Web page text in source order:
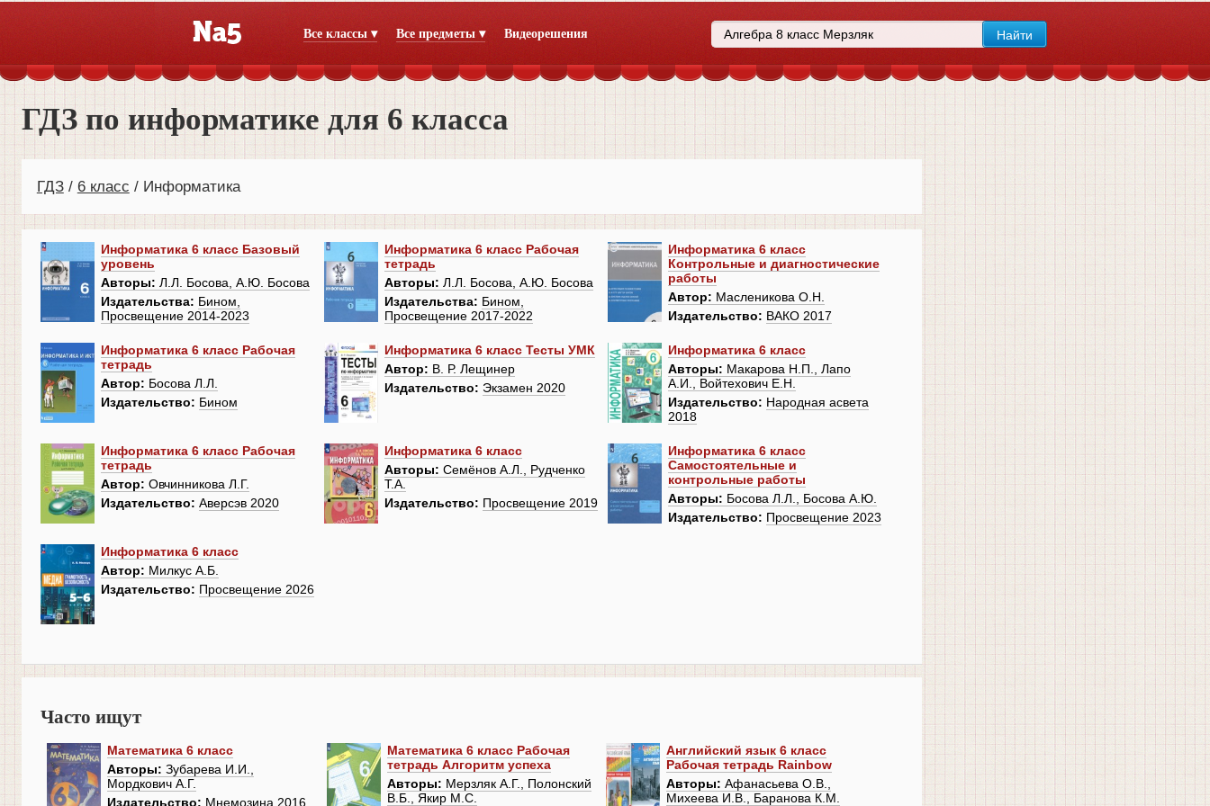
Все классы ▾ Все предметы ▾ Видеорешения
ГДЗ по информатике для 6 класса
ГДЗ 6 класс Информатика
Информатика 6 класс Базовый
уровень
Авторы: Л.Л. Босова, А.Ю. Босова
Издательства: Бином,
Просвещение 2014-2023
Информатика 6 класс Рабочая
тетрадь
Авторы: Л.Л. Босова, А.Ю. Босова
Издательства: Бином,
Просвещение 2017-2022
Информатика 6 класс
Контрольные и диагностические
работы
Автор: Масленикова О.Н.
Издательство: ВАКО 2017
Информатика 6 класс Рабочая
тетрадь
Автор: Босова Л.Л.
Издательство: Бином
Информатика 6 класс Тесты УМК
Автор: В. Р. Лещинер
Издательство: Экзамен 2020
Информатика 6 класс
Авторы: Макарова Н.П., Лапо
А.И., Войтехович Е.Н.
Издательство: Народная асвета
2018
Информатика 6 класс Рабочая
тетрадь
Автор: Овчинникова Л.Г.
Издательство: Аверсэв 2020
Информатика 6 класс
Авторы: Семёнов А.Л., Рудченко
Т.А.
Издательство: Просвещение 2019
Информатика 6 класс
Самостоятельные и
контрольные работы
Авторы: Босова Л.Л., Босова А.Ю.
Издательство: Просвещение 2023
Информатика 6 класс
Автор: Милкус А.Б.
Издательство: Просвещение 2026
Часто ищут
Математика 6 класс
Авторы: Зубарева И.И.,
Мордкович А.Г.
Издательство: Мнемозина 2016
Математика 6 класс Рабочая
тетрадь Алгоритм успеха
Авторы: Мерзляк А.Г., Полонский
В.Б., Якир М.С.
Английский язык 6 класс
Рабочая тетрадь Rainbow
Авторы: Афанасьева О.В.,
Михеева И.В., Баранова К.М.